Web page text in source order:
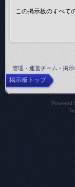
この掲示板のすべて
管理・運営チーム • 掲示
掲示板トップ
Powered